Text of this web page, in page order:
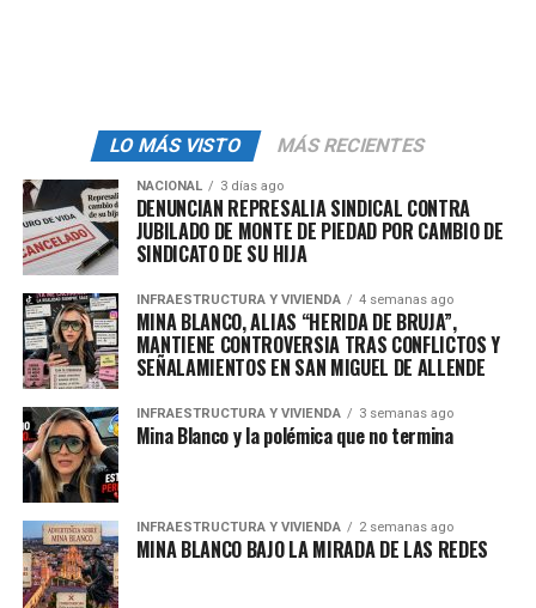
cuándo y cuánto tiempo trabajar, este es uno de los
elementos más importantes que además solicitaban los
trabajadores, en ese sentido se mantiene el esquema de
flexibilidad en el trabajo, conservando autonomía, pero
además ahora lo van a hacer con reglas claras, para
evitar así abusos a las personas trabajadoras”, expresó
Marath Bolaños.
Entre otros cambios, la reforma laboral obliga a las
empresas a otorgar los pagos por la prestación de
servicios en un plazo no mayor a una semana, contar
con un registro de horas trabajadas y tiempos de espera,
garantizar la seguridad de la información y datos
personales, contar con mecanismos para laatención de
acoso y violencia laboral y sexual, entre otros
puntos.
LO MÁS VISTO MÁS RECIENTES
NACIONAL 3 días ago
DENUNCIAN REPRESALIA SINDICAL CONTRA
JUBILADO DE MONTE DE PIEDAD POR CAMBIO DE
SINDICATO DE SU HIJA
INFRAESTRUCTURA Y VIVIENDA 4 semanas ago
MINA BLANCO, ALIAS “HERIDA DE BRUJA”,
MANTIENE CONTROVERSIA TRAS CONFLICTOS Y
SEÑALAMIENTOS EN SAN MIGUEL DE ALLENDE
INFRAESTRUCTURA Y VIVIENDA 3 semanas ago
Mina Blanco y la polémica que no termina
INFRAESTRUCTURA Y VIVIENDA 2 semanas ago
MINA BLANCO BAJO LA MIRADA DE LAS REDES